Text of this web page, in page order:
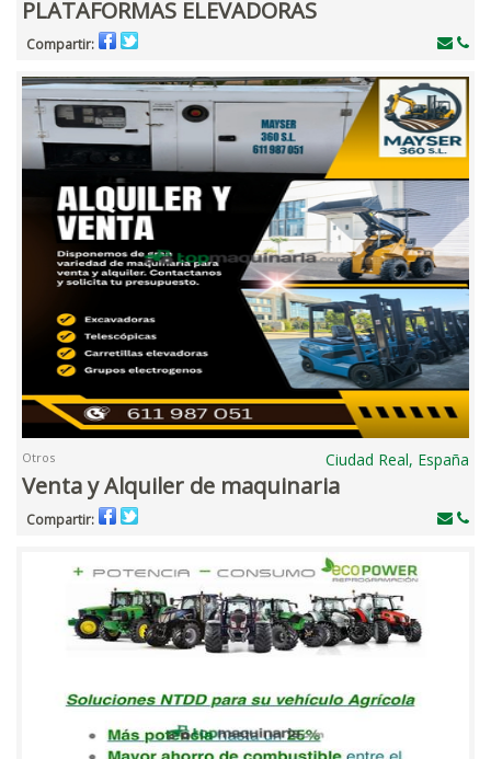
PLATAFORMAS ELEVADORAS
Compartir:
Otros Ciudad Real, España
Venta y Alquiler de maquinaria
Compartir: